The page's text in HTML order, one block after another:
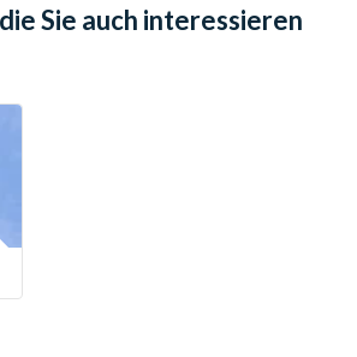
Sie auch interessieren